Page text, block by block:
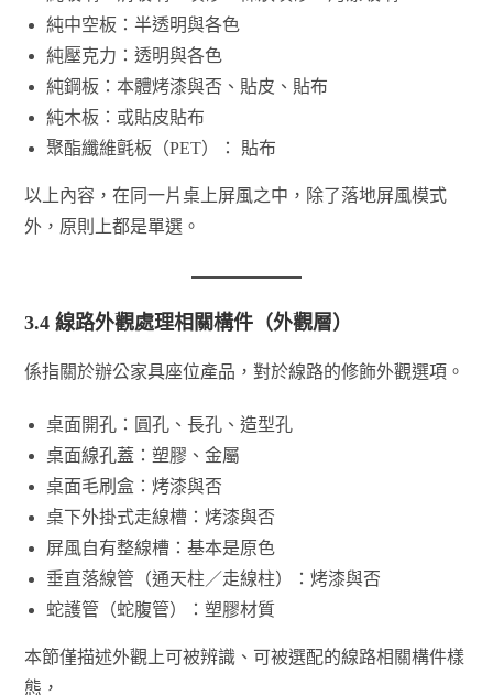
純中空板：半透明與各色
純壓克力：透明與各色
純鋼板：本體烤漆與否、貼皮、貼布
純木板：或貼皮貼布
聚酯纖維氈板（PET）： 貼布
以上內容，在同一片桌上屏風之中，除了落地屏風模式
外，原則上都是單選。
3.4 線路外觀處理相關構件（外觀層）
係指關於辦公家具座位產品，對於線路的修飾外觀選項。
桌面開孔：圓孔、長孔、造型孔
桌面線孔蓋：塑膠、金屬
桌面毛刷盒：烤漆與否
桌下外掛式走線槽：烤漆與否
屏風自有整線槽：基本是原色
垂直落線管（通天柱／走線柱）：烤漆與否
蛇護管（蛇腹管）：塑膠材質
本節僅描述外觀上可被辨識、可被選配的線路相關構件樣
態，